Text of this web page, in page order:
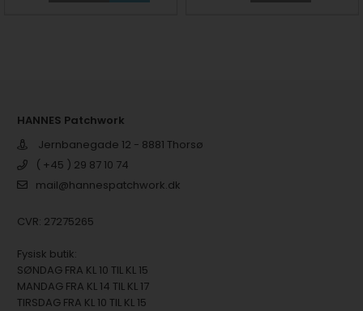
HANNES Patchwork
Jernbanegade 12 - 8881 Thorsø
( +45 ) 29 87 10 74
mail@hannespatchwork.dk
CVR: 27275265
Fysisk butik:
SØNDAG FRA KL 10 TIL KL 15
MANDAG FRA KL 14 TIL KL 17
TIRSDAG FRA KL 10 TIL KL 15